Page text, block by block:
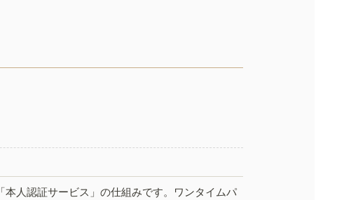
人認証サービス」の仕組みです。ワンタイムパ